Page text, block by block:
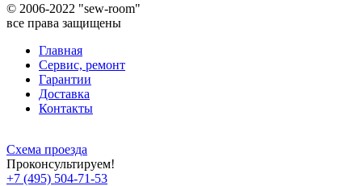
© 2006-2022 "sew-room"
все права защищены
Главная
Сервис, ремонт
Гарантии
Доставка
Контакты
Схема проезда
Проконсультируем!
+7 (495) 504-71-53